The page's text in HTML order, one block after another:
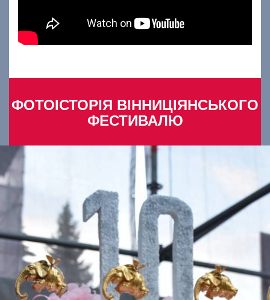
ФОТОІСТОРІЯ ВІННИЦІЯНСЬКОГО
ФЕСТИВАЛЮ